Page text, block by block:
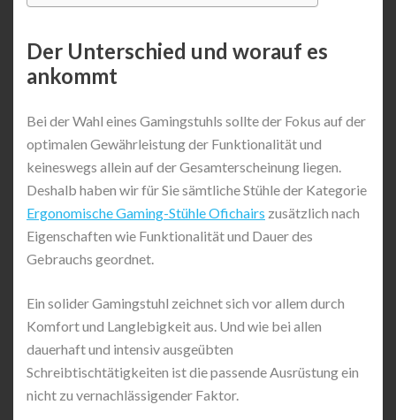
Der Unterschied und worauf es
ankommt
Bei der Wahl eines Gamingstuhls sollte der Fokus auf der
optimalen Gewährleistung der Funktionalität und
keineswegs allein auf der Gesamterscheinung liegen.
Deshalb haben wir für Sie sämtliche Stühle der Kategorie
Ergonomische Gaming-Stühle Ofichairs zusätzlich nach
Eigenschaften wie Funktionalität und Dauer des
Gebrauchs geordnet.
Ein solider Gamingstuhl zeichnet sich vor allem durch
Komfort und Langlebigkeit aus. Und wie bei allen
dauerhaft und intensiv ausgeübten
Schreibtischtätigkeiten ist die passende Ausrüstung ein
nicht zu vernachlässigender Faktor.